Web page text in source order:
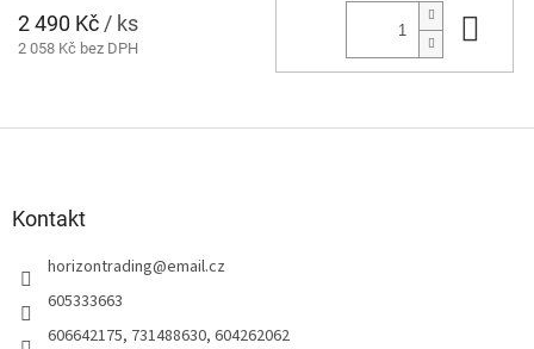
2 490 Kč / ks
2 058 Kč bez DPH
Kontakt
horizontrading@email.cz
605333663
606642175, 731488630, 604262062